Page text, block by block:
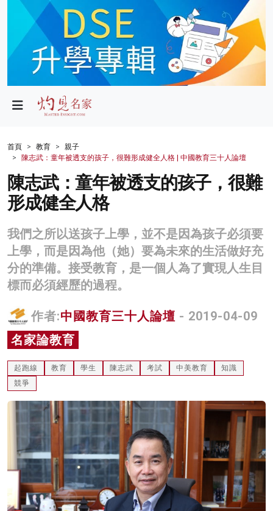
政局
財經
生活
健康
商業
科技
影片
名家榜
灼見活動
關於我們
首頁 教育
親子
陳志武：童年被透支的孩子，很難形成健全人格 | 中國教育三十人論壇
陳志武：童年被透支的孩子，很難
形成健全人格
我們之所以送孩子上學，並不是因為孩子必須要
上學，而是因為他（她）要為未來的生活做好充
分的準備。接受教育，是一個人為了實現人生目
標而必須經歷的過程。
作者:中國教育三十人論壇 - 2019-04-09
名家論教育
起跑線 教育 學生 陳志武 考試 中美教育
知識
競爭